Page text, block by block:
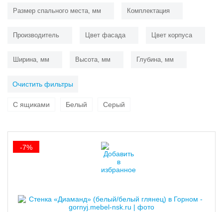
Размер спального места, мм Комплектация
Производитель Цвет фасада Цвет корпуса
Ширина, мм Высота, мм Глубина, мм
Очистить фильтры
С ящиками Белый Серый
-7%